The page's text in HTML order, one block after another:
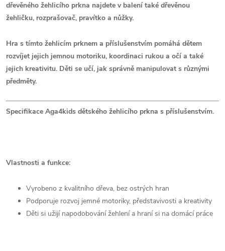
dřevěného žehlicího prkna najdete v balení také dřevěnou
žehličku, rozprašovač, pravítko a nůžky.
Hra s tímto žehlicím prknem a příslušenstvím pomáhá dětem
rozvíjet jejich jemnou motoriku, koordinaci rukou a očí a také
jejich kreativitu. Děti se učí, jak správně manipulovat s různými
předměty.
Specifikace Aga4kids dětského žehlicího prkna s příslušenstvím.
Vlastnosti a funkce:
Vyrobeno z kvalitního dřeva, bez ostrých hran
Podporuje rozvoj jemné motoriky, představivosti a kreativity
Děti si užijí napodobování žehlení a hraní si na domácí práce